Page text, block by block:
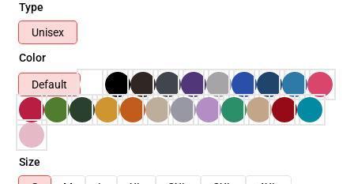
Type
Unisex
Color
Default
Size